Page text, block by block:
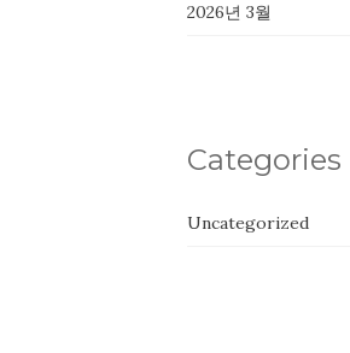
2026년 3월
Categories
Uncategorized